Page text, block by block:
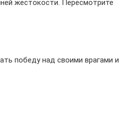
жестокости. Пересмотрите
победу над своими врагами и